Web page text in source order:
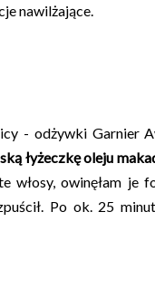
nawilżające.
- odżywki Garnier
łyżeczkę oleju
włosy, owinęłam je
Po ok. 25